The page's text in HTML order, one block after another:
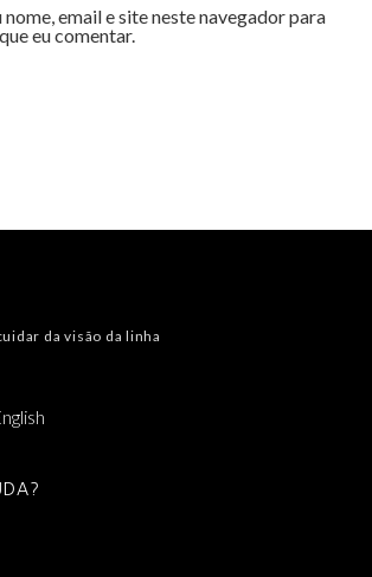
email e site neste navegador para
eu comentar.
da visão da linha